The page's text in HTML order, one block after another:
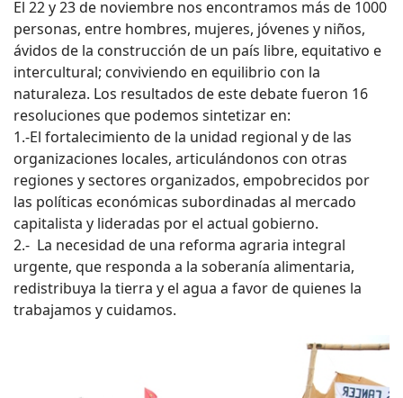
El 22 y 23 de noviembre nos encontramos más de 1000
personas, entre hombres, mujeres, jóvenes y niños,
ávidos de la construcción de un país libre, equitativo e
intercultural; conviviendo en equilibrio con la
naturaleza. Los resultados de este debate fueron 16
resoluciones que podemos sintetizar en:
1.-El fortalecimiento de la unidad regional y de las
organizaciones locales, articulándonos con otras
regiones y sectores organizados, empobrecidos por
las políticas económicas subordinadas al mercado
capitalista y lideradas por el actual gobierno.
2.- La necesidad de una reforma agraria integral
urgente, que responda a la soberanía alimentaria,
redistribuya la tierra y el agua a favor de quienes la
trabajamos y cuidamos.